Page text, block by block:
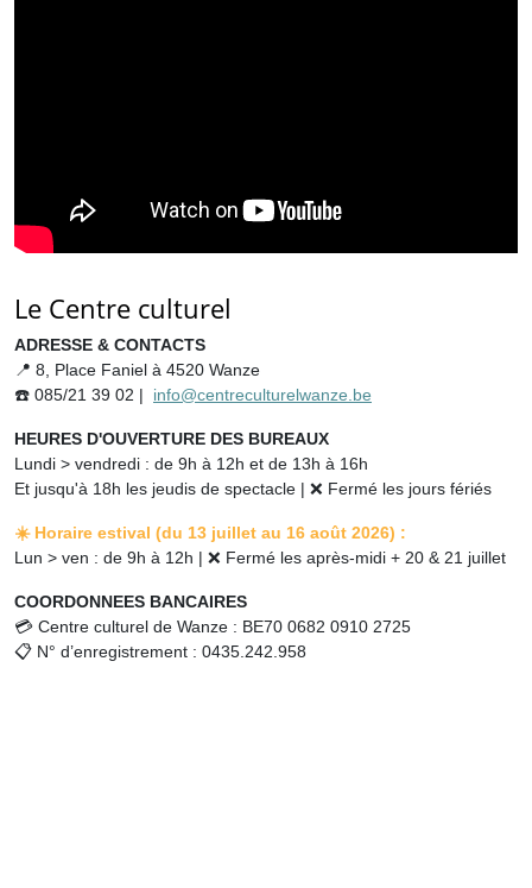
Le Centre culturel
ADRESSE & CONTACTS
📍 8, Place Faniel à 4520 Wanze
☎️ 085/21 39 02 | info@centreculturelwanze.be
HEURES D'OUVERTURE DES BUREAUX
Lundi > vendredi : de 9h à 12h et de 13h à 16h
Et jusqu'à 18h les jeudis de spectacle | ❌ Fermé les jours fériés
☀️ Horaire estival (du 13 juillet au 16 août 2026) :
Lun > ven : de 9h à 12h | ❌ Fermé les après-midi + 20 & 21 juillet
COORDONNEES BANCAIRES
💳 Centre culturel de Wanze : BE70 0682 0910 2725
📋 N° d’enregistrement : 0435.242.958